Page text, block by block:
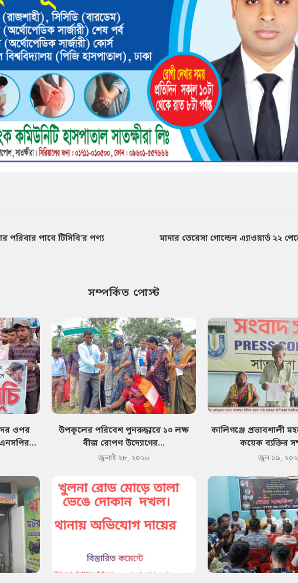
পরিবার পাবে টিসিবি’র পণ্য
মাদার তেরেসা গোল্ডেন এ্যাওয়ার্ড ২২
সম্পর্কিত পোস্ট
ওপর
এনসপির...
উপকূলের পরিবেশ পুনরুদ্ধারে ১০ লক্ষ
বীজ রোপণ উদ্যোগের...
জুলাই ২৮, ২০২৬
কালিগঞ্জে প্রভাবশালী
কয়েক ব্যক্তির
জুন ১৯,